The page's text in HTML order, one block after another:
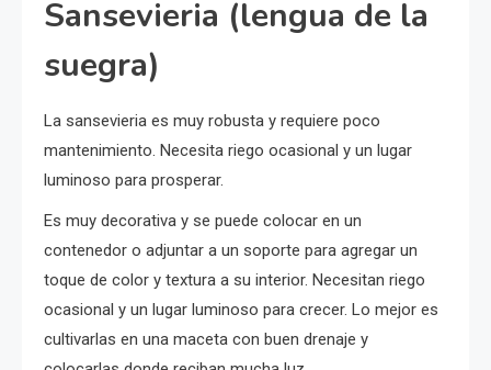
Sansevieria (lengua de la
suegra)
La sansevieria es muy robusta y requiere poco
mantenimiento. Necesita riego ocasional y un lugar
luminoso para prosperar.
Es muy decorativa y se puede colocar en un
contenedor o adjuntar a un soporte para agregar un
toque de color y textura a su interior. Necesitan riego
ocasional y un lugar luminoso para crecer. Lo mejor es
cultivarlas en una maceta con buen drenaje y